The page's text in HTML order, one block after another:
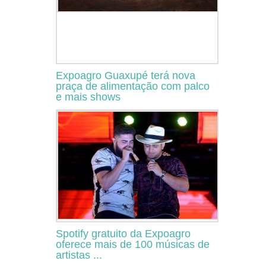
Expoagro Guaxupé terá nova
praça de alimentação com palco
e mais shows
Spotify gratuito da Expoagro
oferece mais de 100 músicas de
artistas ...